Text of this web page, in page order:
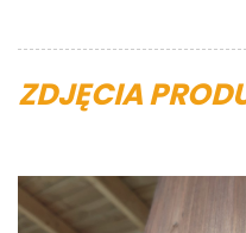
ZDJĘCIA